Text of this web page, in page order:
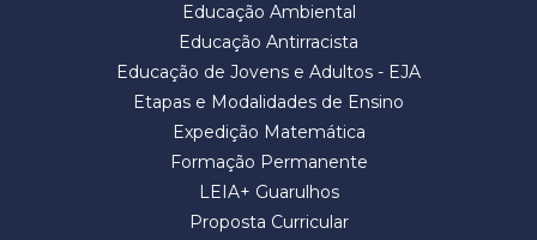
Educação Ambiental
Educação Antirracista
Educação de Jovens e Adultos - EJA
Etapas e Modalidades de Ensino
Expedição Matemática
Formação Permanente
LEIA+ Guarulhos
Proposta Curricular